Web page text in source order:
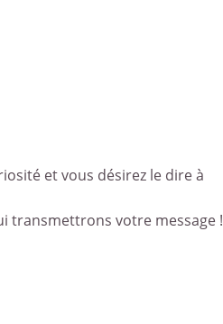
et vous désirez le dire à
transmettrons votre message !